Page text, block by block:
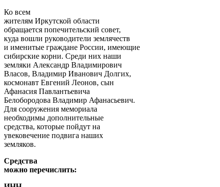
Ко всем
жителям Иркутской области
обращается попечительский совет,
куда вошли руководители землячеств
и именитые граждане России, имеющие
сибирские корни. Среди них наши
земляки Александр Владимирович
Власов, Владимир Иванович Долгих,
космонавт Евгений Леонов, сын
Афанасия Павлантьевича
Белобородова Владимир Афанасьевич.
Для сооружения мемориала
необходимы дополнительные
средства, которые пойдут на
увековечение подвига наших
земляков.
Средства
можно перечислить: